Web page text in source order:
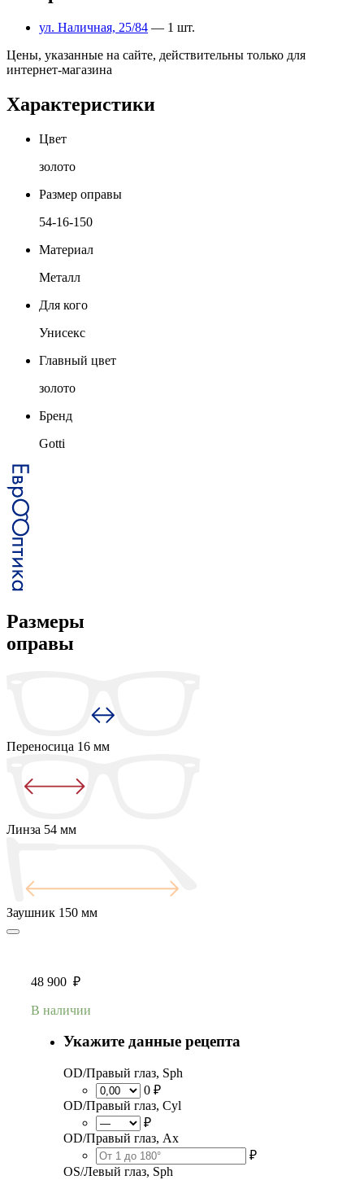
ул. Наличная, 25/84 — 1 шт.
Цены, указанные на сайте, действительны только для
интернет-магазина
Характеристики
Цвет
золото
Размер оправы
54-16-150
Материал
Металл
Для кого
Унисекс
Главный цвет
золото
Бренд
Gotti
Размеры
оправы
Переносица 16 мм
Линза 54 мм
Заушник 150 мм
48 900 ₽
В наличии
Укажите данные рецепта
OD/Правый глаз, Sph
0 ₽
OD/Правый глаз, Cyl
₽
OD/Правый глаз, Ax
₽
OS/Левый глаз, Sph